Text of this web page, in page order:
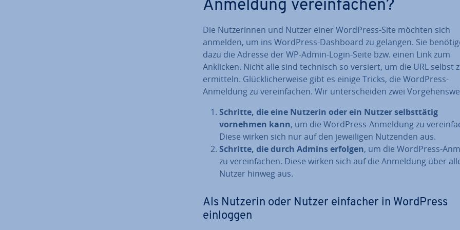
Anmeldung ver­ein­fa­chen?
Die Nut­ze­rin­nen und Nutzer einer WordPress-Site möchten sich
anmelden, um ins WordPress-Dashboard zu gelangen. Sie
dazu die Adresse der WP-Admin-Login-Seite bzw. einen Link zum
Anklicken. Nicht alle sind technisch so versiert, um die URL selbst
ermitteln. Glück­li­cher­wei­se gibt es einige Tricks, die WordPress-
Anmeldung zu ver­ein­fa­chen. Wir un­ter­schei­den zwei
Schritte, die eine Nutzerin oder ein Nutzer selbst­tä­tig
vornehmen kann, um die WordPress-Anmeldung zu
Diese wirken sich nur auf den je­wei­li­gen Nutzenden aus.
Schritte, die durch Admins erfolgen, um die WordPress-
zu ver­ein­fa­chen. Diese wirken sich auf die Anmeldung über
Nutzer hinweg aus.
Als Nutzerin oder Nutzer einfacher in WordPress
einloggen